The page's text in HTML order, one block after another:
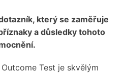
který se zaměřuje
a důsledky tohoto
Test je skvělým